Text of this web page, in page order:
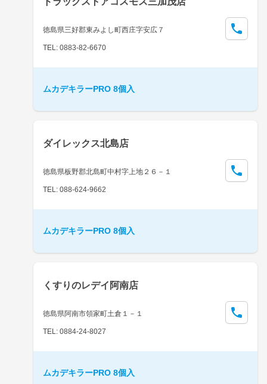
徳島県三好郡東みよし町西庄字安広７
TEL: 0883-82-6670
ムカデキラーPRO 8個入
ダイレックス北島店
徳島県板野郡北島町中村字上地２６－１
TEL: 088-624-9662
ムカデキラーPRO 8個入
くすりのレデイ阿南店
徳島県阿南市領家町土倉１－１
TEL: 0884-24-8027
ムカデキラーPRO 8個入